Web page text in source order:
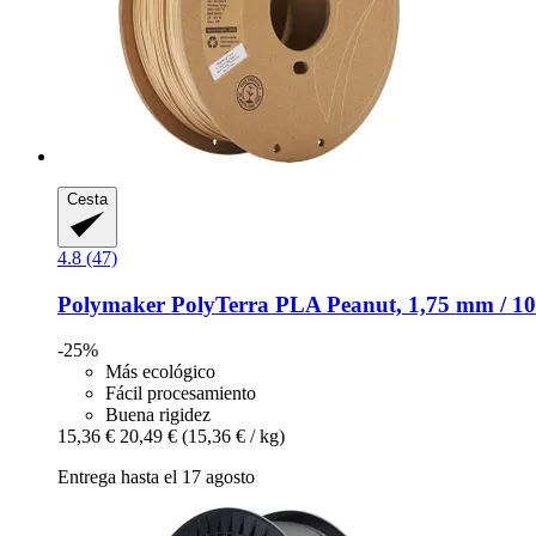
Cesta
4.8 (47)
Polymaker PolyTerra PLA Peanut, 1,75 mm /
-25%
Más ecológico
Fácil procesamiento
Buena rigidez
15,36 € 20,49 € (15,36 € / kg)
Entrega hasta el 17 agosto